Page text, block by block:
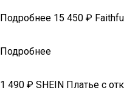
Подробнее 15 450 ₽
Подробнее
1 490 ₽ SHEIN Платье с